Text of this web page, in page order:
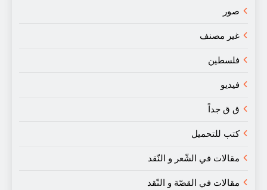
صور
غير مصنف
فلسطين
فيديو
ق ق جداً
كتب للتحميل
مقالات في الشّعر و النّقد
مقالات في القصّة و النّقد